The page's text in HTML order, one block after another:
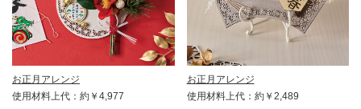
お正月アレンジ
使用材料上代：約￥4,977
お正月アレンジ
使用材料上代：約￥2,489